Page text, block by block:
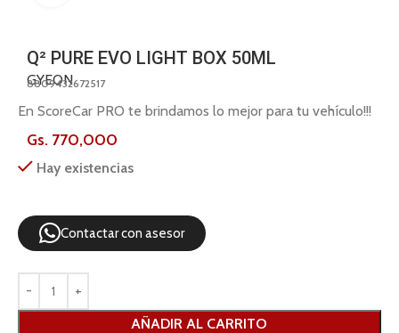
Q² PURE EVO LIGHT BOX 50ML
GYEON
8809432672517
En ScoreCar PRO te brindamos lo mejor para tu vehículo!!!
Gs. 770,000
Hay existencias
Contactar con asesor
AÑADIR AL CARRITO